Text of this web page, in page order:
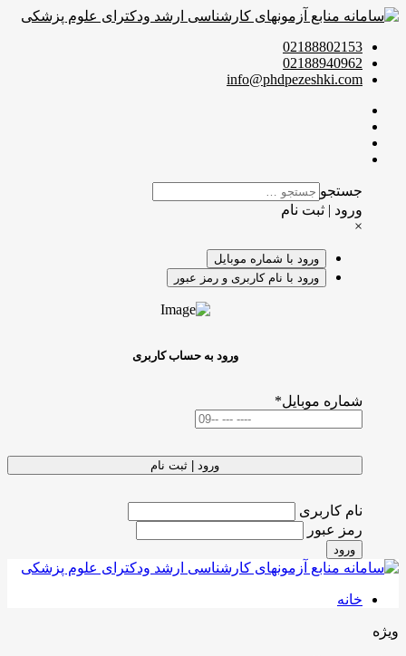
02188802153
02188940962
info@phdpezeshki.com
جستجو
ورود | ثبت نام
×
ورود با شماره موبایل
ورود با نام کاربری و رمز عبور
ورود به حساب کاربری
شماره موبایل*
ورود | ثبت نام
نام کاربری
رمز عبور
ورود
خانه
ویژه